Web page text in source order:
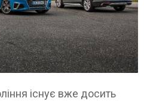
існує вже досить